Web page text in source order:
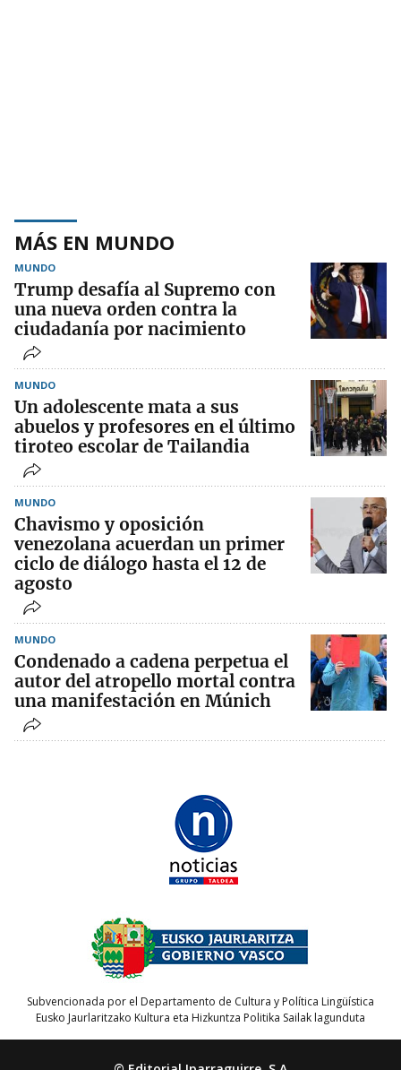
MÁS EN MUNDO
MUNDO
Trump desafía al Supremo con
una nueva orden contra la
ciudadanía por nacimiento
MUNDO
Un adolescente mata a sus
abuelos y profesores en el último
tiroteo escolar de Tailandia
MUNDO
Chavismo y oposición
venezolana acuerdan un primer
ciclo de diálogo hasta el 12 de
agosto
MUNDO
Condenado a cadena perpetua el
autor del atropello mortal contra
una manifestación en Múnich
Subvencionada por el Departamento de Cultura y Política Lingüística
Eusko Jaurlaritzako Kultura eta Hizkuntza Politika Sailak lagunduta